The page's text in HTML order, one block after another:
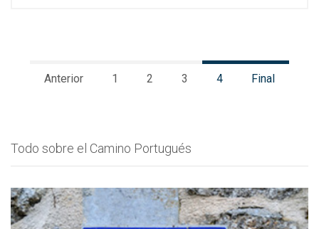
Anterior 1 2 3 4 Final
Todo sobre el Camino Portugués